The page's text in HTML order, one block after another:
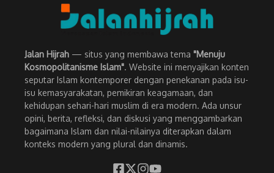
Jalan Hijrah — situs yang membawa tema "Menuju
Kosmopolitanisme Islam". Website ini menyajikan konten
seputar Islam kontemporer dengan penekanan pada isu-
isu kemasyarakatan, pemikiran keagamaan, dan
kehidupan sehari-hari muslim di era modern. Ada unsur
opini, berita, refleksi, dan diskusi yang menggambarkan
bagaimana Islam dan nilai-nilainya diterapkan dalam
konteks modern yang plural dan dinamis.